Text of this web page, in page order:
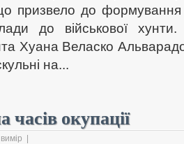
призвело до формування
до військової
Хуана Веласко
на...
часів окупації